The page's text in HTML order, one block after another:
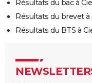
Résultats du bac à
Résultats du brevet à
Résultats du BTS à